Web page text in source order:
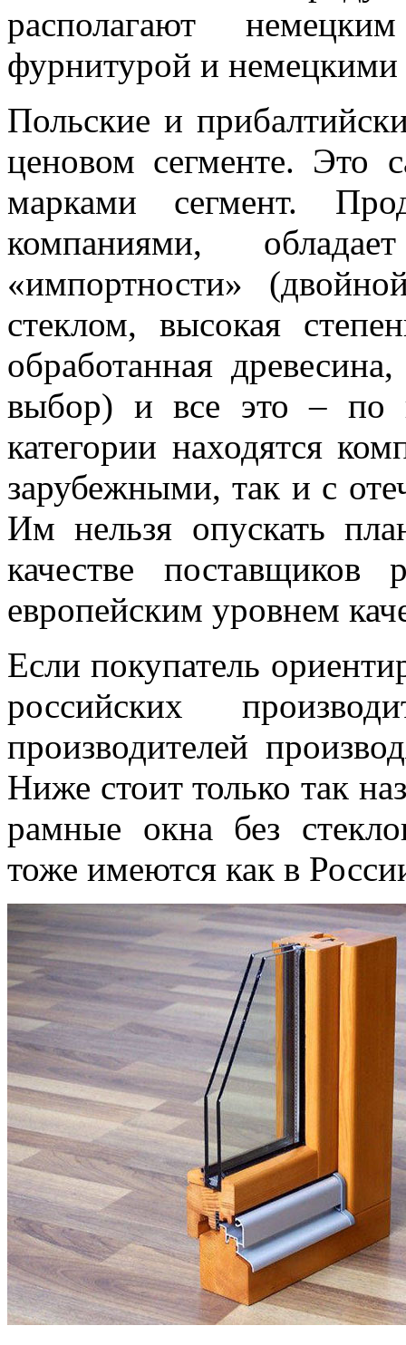
располагают
фурнитурой и
Польские и
ценовом сегменте. Это
марками сегмент.
компаниями,
«импортности»
стеклом, высокая
обработанная
выбор) и все это – по
категории находятся
зарубежными, так и с
Им нельзя опускать
качестве поставщиков
европейским уровнем
Если покупатель
российских
производителей
Ниже стоит только так
рамные окна без
тоже имеются как в